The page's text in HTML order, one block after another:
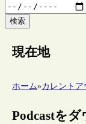
検索
現在地
ホーム»カレント
Podcastを